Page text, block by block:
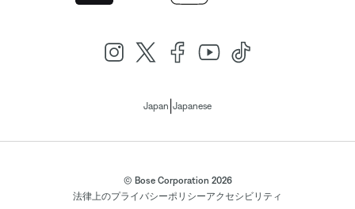
Japan Japanese
© Bose Corporation 2026
法律上のプライバシーポリシーアクセシビリティ